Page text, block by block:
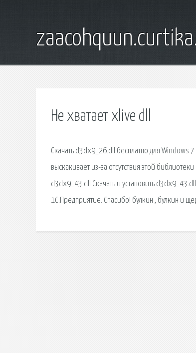
Не хватает xlive dll
Скачать d3dx9_26.dll бесплатно для Windows
выскакивает из-за отсутствия этой
d3dx9_43.dll Скачать и установить
1С:Предприятие. Спасибо! булкин , булкин и